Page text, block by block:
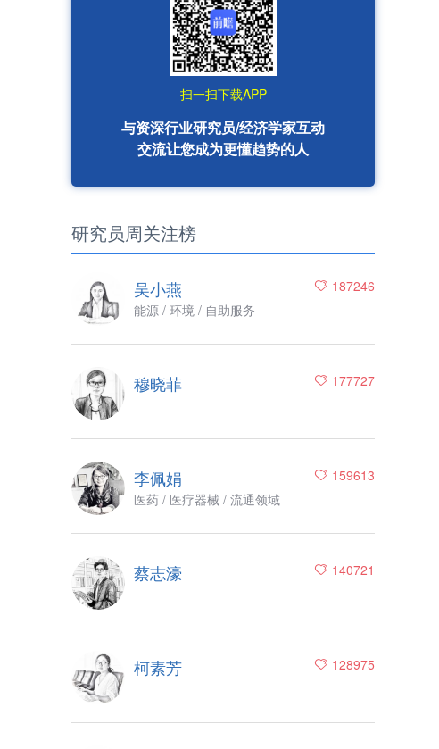
扫一扫下载APP
与资深行业研究员/经济学家互动
交流让您成为更懂趋势的人
研究员周关注榜
187246
吴小燕
能源 / 环境 / 自助服务
177727
穆晓菲
159613
李佩娟
医药 / 医疗器械 / 流通领域
140721
蔡志濠
128975
柯素芳